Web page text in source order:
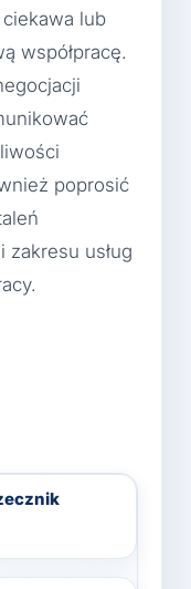
lub
współpracę.
poprosić
usług